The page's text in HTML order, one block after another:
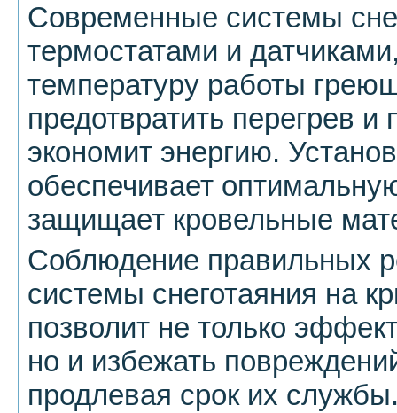
Современные системы
термостатами и
температуру работы
предотвратить перегрев
экономит энергию.
обеспечивает
защищает кровельные
Соблюдение правильных
системы снеготаяния на
позволит не только
но и избежать
продлевая срок их